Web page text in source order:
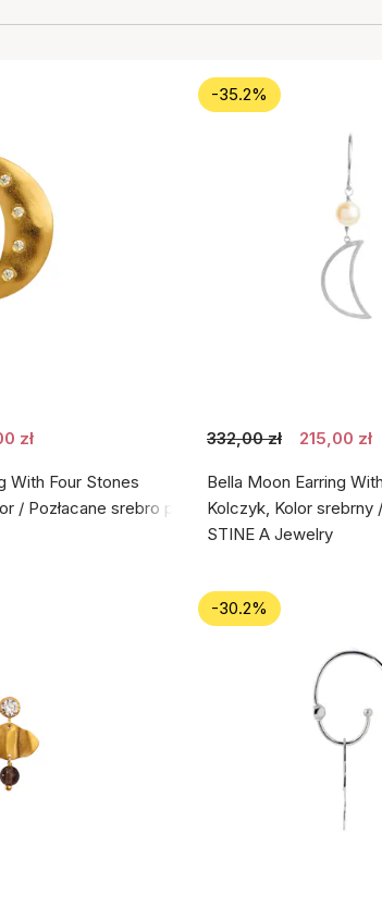
zł
With Four Stones
/ Pozłacane srebro próby 925
-35.2%
332,00 zł 215,00 zł
Bella Moon Earring
Kolczyk, Kolor srebrny
STINE A Jewelry
-30.2%